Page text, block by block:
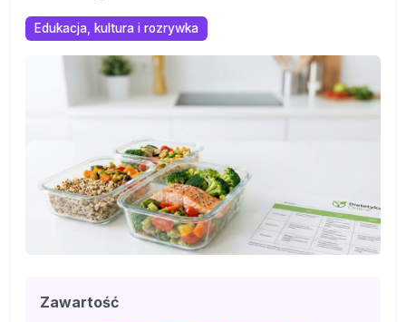
Edukacja, kultura i rozrywka
Zawartość